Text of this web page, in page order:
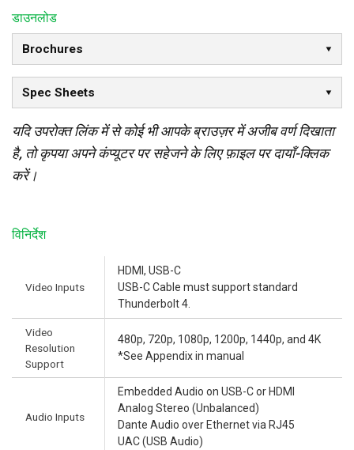
डाउनलोड
Brochures
Spec Sheets
यदि उपरोक्त लिंक में से कोई भी आपके ब्राउज़र में अजीब वर्ण दिखाता
है, तो कृपया अपने कंप्यूटर पर सहेजने के लिए फ़ाइल पर दायाँ-क्लिक
करें।
विनिर्देश
Video Inputs
HDMI, USB-C
USB-C Cable must support standard
Thunderbolt 4.
Video
Resolution
Support
480p, 720p, 1080p, 1200p, 1440p, and 4K
*See Appendix in manual
Audio Inputs
Embedded Audio on USB-C or HDMI
Analog Stereo (Unbalanced)
Dante Audio over Ethernet via RJ45
UAC (USB Audio)